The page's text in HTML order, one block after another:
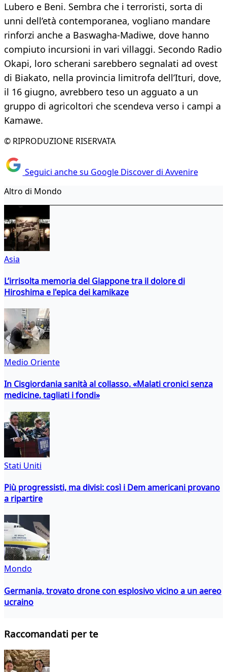
Lubero e Beni. Sembra che i terroristi, sorta di
unni dell’età contemporanea, vogliano mandare
rinforzi anche a Baswagha-Madiwe, dove hanno
compiuto incursioni in vari villaggi. Secondo Radio
Okapi, loro scherani sarebbero segnalati ad ovest
di Biakato, nella provincia limitrofa dell’Ituri, dove,
il 16 giugno, avrebbero teso un agguato a un
gruppo di agricoltori che scendeva verso i campi a
Kamawe.
© RIPRODUZIONE RISERVATA
Seguici anche su Google Discover di Avvenire
Altro di Mondo
Asia
L’irrisolta memoria del Giappone tra il dolore di
Hiroshima e l'epica dei kamikaze
Medio Oriente
In Cisgiordania sanità al collasso. «Malati cronici senza
medicine, tagliati i fondi»
Stati Uniti
Più progressisti, ma divisi: così i Dem americani provano
a ripartire
Mondo
Germania, trovato drone con esplosivo vicino a un aereo
ucraino
Raccomandati per te